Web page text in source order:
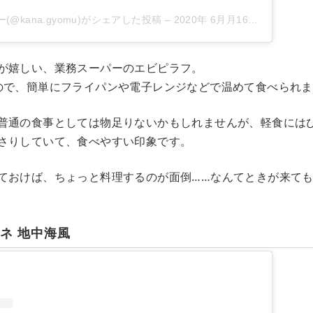
(@kana.gyomu)がシェアした投稿 – 2020年 6月月16日午前4時35分PDT
嬉しい、業務スーパーのエビピラフ。
、簡単にフライパンや電子レンジなどで温めて食べられ
通の食事としては物足りないかもしれませんが、軽食には
りしていて、食べやすい印象です。
おけば、ちょっと料理するのが面倒……なんてときが来て
地中海風